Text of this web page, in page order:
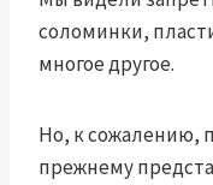
соломинки,
многое другое.
Но, к сожалению,
прежнему